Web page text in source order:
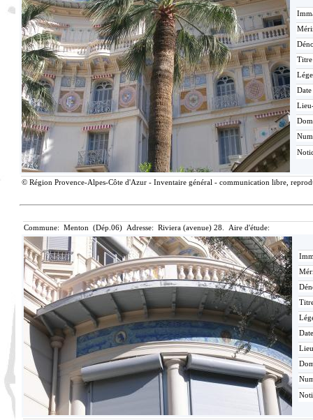
© Région Provence-Alpes-Côte d'Azur - Inventaire général - communication libre,
Commune: Menton (Dép.06) Adresse: Riviera (avenue) 28. Aire d'étude: